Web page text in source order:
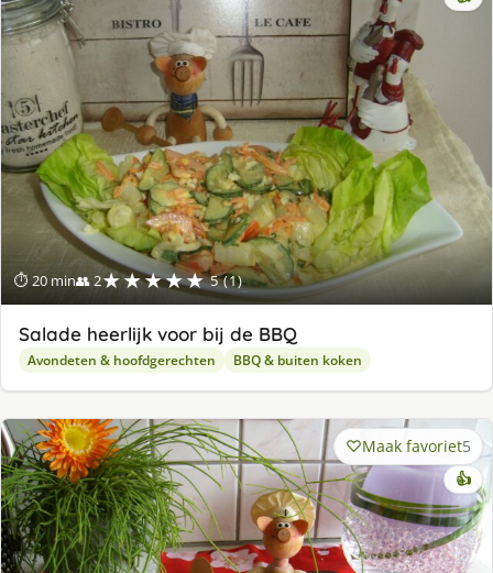
⏱ 20 min👥 2★★★★★ 5 (1)
Salade heerlijk voor bij de BBQ
Avondeten & hoofdgerechten BBQ & buiten koken
Maak favoriet5
👍